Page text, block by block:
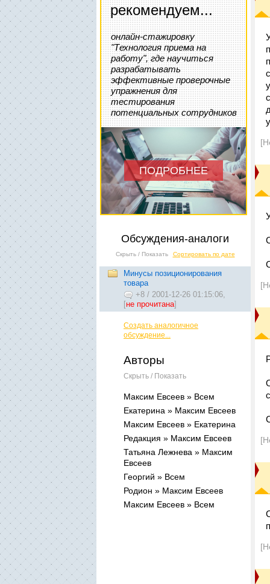
рекомендуем...
онлайн-стажировку
"Технология приема на
работу", где научиться
разрабатывать
эффективные проверочные
упражнения для
тестирования
потенциальных сотрудников
ПОДРОБНЕЕ
Обсуждения-аналоги
Скрыть / Показать Сортировать по дате
Минусы позиционирования
товара
+8 / 2001-12-26 01:15:06,
[не прочитана]
Создать аналогичное
обсуждение...
Авторы
Скрыть / Показать
Максим Евсеев » Всем
Екатерина » Максим Евсеев
Максим Евсеев » Екатерина
Редакция » Максим Евсеев
Татьяна Лежнева » Максим
Евсеев
Георгий » Всем
Родион » Максим Евсеев
Максим Евсеев » Всем